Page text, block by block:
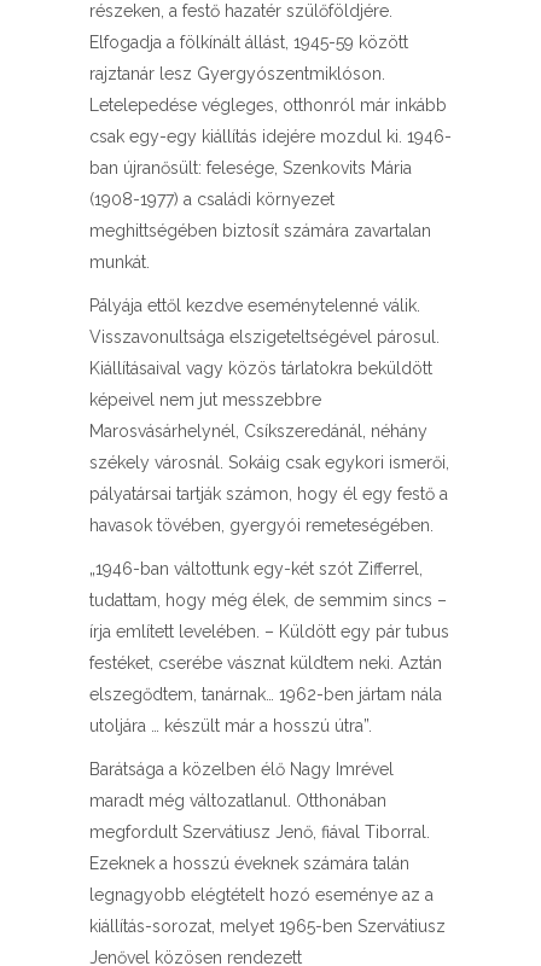
részeken, a festő hazatér szülőföldjére.
Elfogadja a fölkínált állást, 1945-59 között
rajztanár lesz Gyergyószentmiklóson.
Letelepedése végleges, otthonról már inkább
csak egy-egy kiállítás idejére mozdul ki. 1946-
ban újranősült: felesége, Szenkovits Mária
(1908-1977) a családi környezet
meghittségében biztosít számára zavartalan
munkát.
Pályája ettől kezdve eseménytelenné válik.
Visszavonultsága elszigeteltségével párosul.
Kiállításaival vagy közös tárlatokra beküldött
képeivel nem jut messzebbre
Marosvásárhelynél, Csíkszeredánál, néhány
székely városnál. Sokáig csak egykori ismerői,
pályatársai tartják számon, hogy él egy festő a
havasok tövében, gyergyói remeteségében.
„1946-ban váltottunk egy-két szót Zifferrel,
tudattam, hogy még élek, de semmim sincs –
írja említett levelében. – Küldött egy pár tubus
festéket, cserébe vásznat küldtem neki. Aztán
elszegődtem, tanárnak… 1962-ben jártam nála
utoljára … készült már a hosszú útra”.
Barátsága a közelben élő Nagy Imrével
maradt még változatlanul. Otthonában
megfordult Szervátiusz Jenő, fiával Tiborral.
Ezeknek a hosszú éveknek számára talán
legnagyobb elégtételt hozó eseménye az a
kiállítás-sorozat, melyet 1965-ben Szervátiusz
Jenővel közösen rendezett